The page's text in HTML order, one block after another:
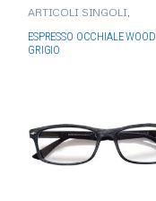
ARTICOLI SINGOLI
OCCHIALI-OMBRELLI
OCCHIALI DA VISTA
ESPRESSO OCCHIALE WOOD
GRIGIO